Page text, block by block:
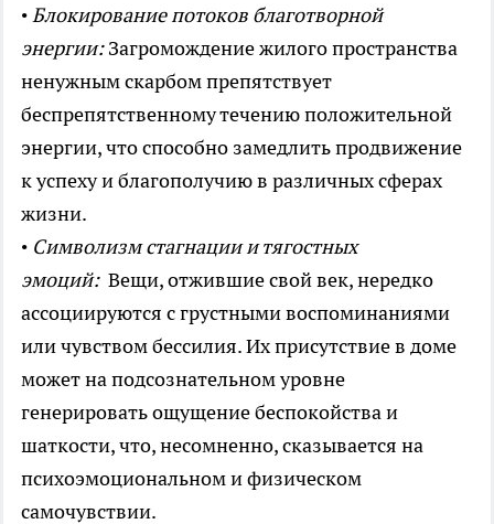
•Блокирование потоков благотворной
энергии:Загромождение жилого пространства
ненужным скарбом препятствует
беспрепятственному течению положительной
энергии, что способно замедлить продвижение
к успеху и благополучию в различных сферах
жизни.
• Символизм стагнации и тягостных
эмоций:Вещи, отжившие свой век, нередко
ассоциируются с грустными воспоминаниями
или чувством бессилия. Их присутствие в доме
может на подсознательном уровне
генерировать ощущение беспокойства и
шаткости, что, несомненно, сказывается на
психоэмоциональном и физическом
самочувствии.